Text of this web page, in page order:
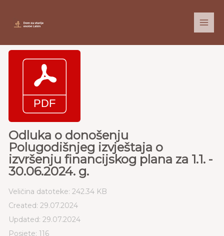
Odluka o donošenju
Polugodišnjeg izvještaja o
izvršenju financijskog plana za 1.1. -
30.06.2024. g.
Veličina datoteke: 242.34 KB
Created: 29.07.2024
Updated: 29.07.2024
Posjete: 116